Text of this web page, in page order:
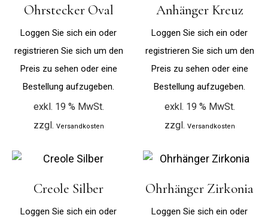
Ohrstecker Oval
Loggen Sie sich ein oder
registrieren Sie sich um den
Preis zu sehen oder eine
Bestellung aufzugeben.
exkl. 19 % MwSt.
zzgl. Versandkosten
Anhänger Kreuz
Loggen Sie sich ein oder
registrieren Sie sich um den
Preis zu sehen oder eine
Bestellung aufzugeben.
exkl. 19 % MwSt.
zzgl. Versandkosten
Creole Silber
Loggen Sie sich ein oder
Ohrhänger Zirkonia
Loggen Sie sich ein oder